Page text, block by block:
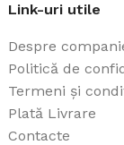
Link-uri utile
Despre
Politică de
Termeni și
Plată Livrare
Contacte